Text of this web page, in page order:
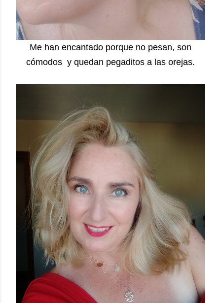
Me han encantado porque no pesan, son
cómodos y quedan pegaditos a las orejas.